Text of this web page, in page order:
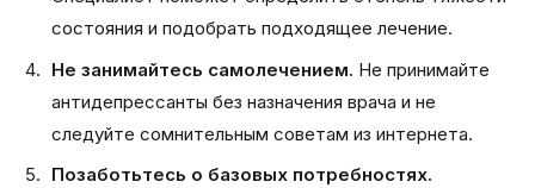
состояния и подобрать подходящее лечение.
Не занимайтесь самолечением. Не принимайте
антидепрессанты без назначения врача и не
следуйте сомнительным советам из интернета.
Позаботьтесь о базовых потребностях.